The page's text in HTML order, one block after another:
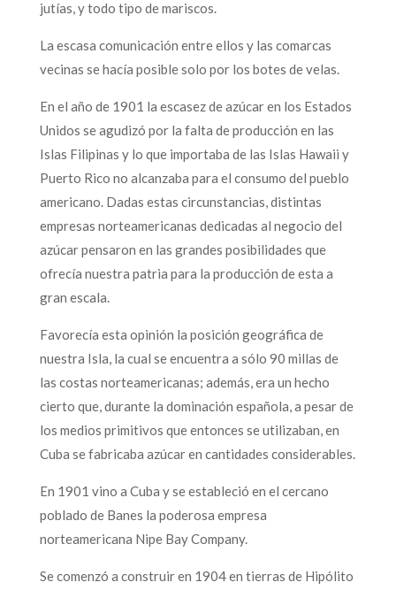
jutías, y todo tipo de mariscos.
La escasa comunicación entre ellos y las comarcas
vecinas se hacía posible solo por los botes de velas.
En el año de 1901 la escasez de azúcar en los Estados
Unidos se agudizó por la falta de producción en las
Islas Filipinas y lo que importaba de las Islas Hawaii y
Puerto Rico no alcanzaba para el consumo del pueblo
americano. Dadas estas circunstancias, distintas
empresas norteamericanas dedicadas al negocio del
azúcar pensaron en las grandes posibilidades que
ofrecía nuestra patria para la producción de esta a
gran escala.
Favorecía esta opinión la posición geográfica de
nuestra Isla, la cual se encuentra a sólo 90 millas de
las costas norteamericanas; además, era un hecho
cierto que, durante la dominación española, a pesar de
los medios primitivos que entonces se utilizaban, en
Cuba se fabricaba azúcar en cantidades considerables.
En 1901 vino a Cuba y se estableció en el cercano
poblado de Banes la poderosa empresa
norteamericana Nipe Bay Company.
Se comenzó a construir en 1904 en tierras de Hipólito